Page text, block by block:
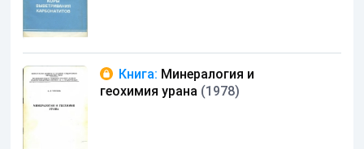
Книга: Минералогия и
геохимия урана (1978)